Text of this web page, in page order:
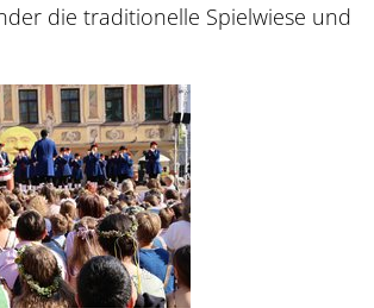
die traditionelle Spielwiese und